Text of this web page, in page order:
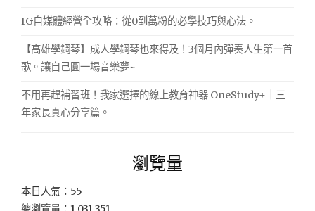
IG自媒體經營全攻略：從0到萬粉的必學技巧與心法。
【高雄學鋼琴】成人學鋼琴也來得及！3個月內彈奏人生第一首
歌。讓自己圓一場音樂夢~
不用再趕補習班！我家選擇的線上教育神器 OneStudy+｜三
年家長真心分享篇。
瀏覽量
本日人氣：55